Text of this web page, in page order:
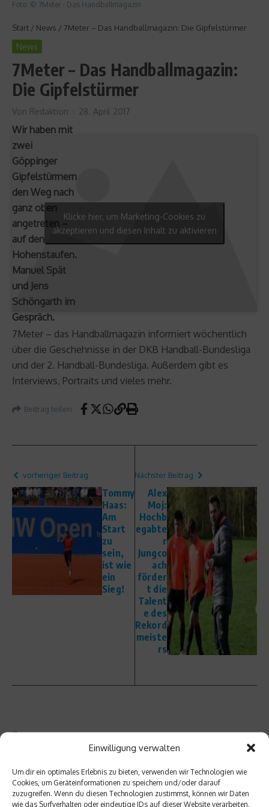
Einwilligung verwalten
Um dir ein optimales Erlebnis zu bieten, verwenden wir Technologien wie
Cookies, um Geräteinformationen zu speichern und/oder darauf
zuzugreifen. Wenn du diesen Technologien zustimmst, können wir Daten
wie das Surfverhalten oder eindeutige IDs auf dieser Website verarbeiten.
Foto: © 7Meter - Das Handballmagazin
Start / News / 7Meter – Das Handballmagazin: Die Gipfelstürmer
News
7Meter – Das Handballmagazin:
Die Gipfelstürmer
Von Redaktion 28. April 2017
Wir haben mit
zwei
Göppinger
Gipfelstürmern
den Weg nach
ganz oben
angetreten –
auf den
Hohenstaufen.
Manuel Spät
und Jens
Schöngarth im
Gespräch.
Klicke hier, um Marketing-Cookies zu
akzeptieren und diesen Inhalt zu aktivieren
7Meter – das Handballmagazin informiert wöchentlich
über die Geschehnisse in der DKB Handball-Bundesliga
und der 2. Handball-Bundesliga. Außerdem gibt es
Interviews, Portraits und vieles mehr.
Beitrag teilen
vorheriger Beitrag
Tommy
Haas:
Am
Start
zu
sein,
ist wie
ein
Sieg!
Nächster Beitrag
Alex
Moj:
Hochb
egabte
r
Jungco
ach
förder
t die
Talent
e des
Rekord
meiste
rs